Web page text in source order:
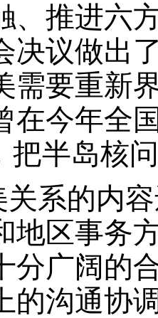
、推进六
决议做出
需要重新
在今年全
把半岛核
关系的内
地区事务
分广阔的
的沟通协